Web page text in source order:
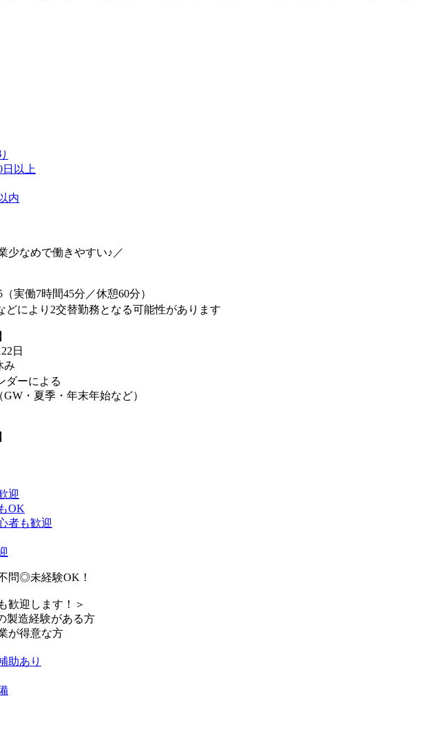
日以上
内
少なめで働きやすい♪／
（実働7時間45分／休憩60分）
どにより2交替勤務となる可能性があります
日
み
ダーによる
・夏季・年末年始など）
迎
OK
者も歓迎
問◎未経験OK！
歓迎します！＞
製造経験がある方
が得意な方
助あり